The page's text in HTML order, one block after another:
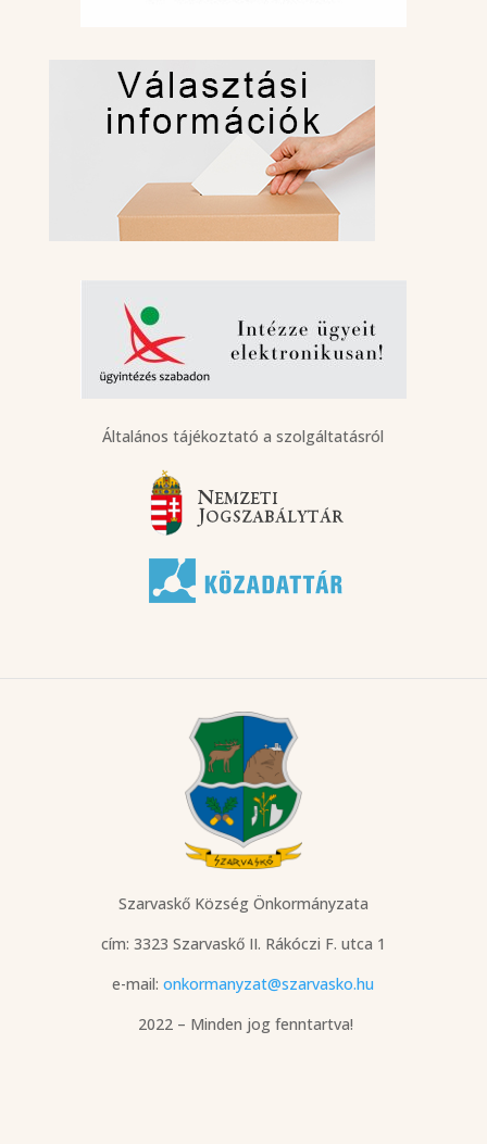
Általános tájékoztató a szolgáltatásról
Szarvaskő Község Önkormányzata
cím: 3323 Szarvaskő II. Rákóczi F. utca 1
e-mail:onkormanyzat@szarvasko.hu
2022 – Minden jog fenntartva!